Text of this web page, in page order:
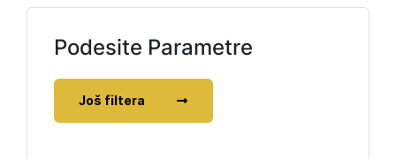
Podesite Parametre
Još filtera